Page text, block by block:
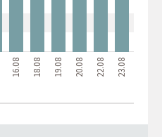
16.08 18.08 19.08 20.08 22.08 23.08